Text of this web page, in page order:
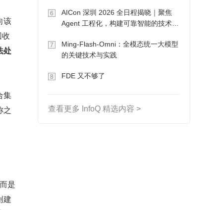
该
处
集
之
是
建
6
AICon 深圳 2026 全日程揭晓｜聚焦
Agent 工程化，构建可靠智能的技术路
7
Ming-Flash-Omni：全模态统一大模型
的关键技术与实践
8 FDE 又不够了
查看更多 InfoQ 精选内容 >